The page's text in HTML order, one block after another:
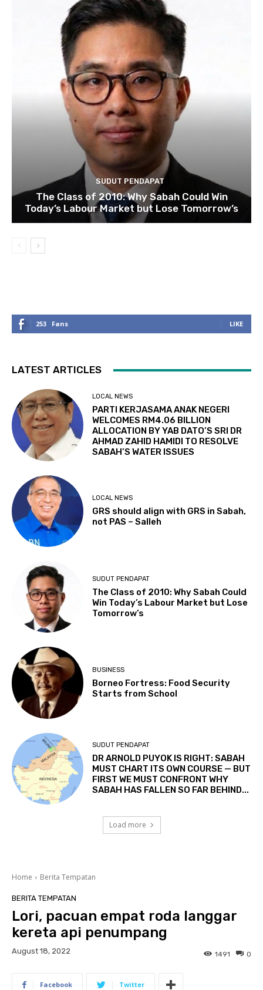
SUDUT PENDAPAT
The Class of 2010: Why Sabah Could Win
Today’s Labour Market but Lose Tomorrow’s
253 Fans LIKE
LATEST ARTICLES
LOCAL NEWS
PARTI KERJASAMA ANAK NEGERI
WELCOMES RM4.06 BILLION
ALLOCATION BY YAB DATO’S SRI DR
AHMAD ZAHID HAMIDI TO RESOLVE
SABAH’S WATER ISSUES
LOCAL NEWS
GRS should align with GRS in Sabah,
not PAS – Salleh
SUDUT PENDAPAT
The Class of 2010: Why Sabah Could
Win Today’s Labour Market but Lose
Tomorrow’s
BUSINESS
Borneo Fortress: Food Security
Starts from School
SUDUT PENDAPAT
DR ARNOLD PUYOK IS RIGHT: SABAH
MUST CHART ITS OWN COURSE — BUT
FIRST WE MUST CONFRONT WHY
SABAH HAS FALLEN SO FAR BEHIND...
Load more